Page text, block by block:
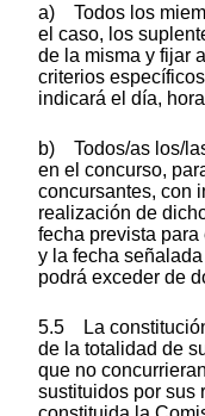
a) Todos los
el caso, los
de la misma y fijar
criterios
indicará el día,
b) Todos/as los/
en el concurso,
concursantes, con
realización de
fecha prevista
y la fecha
podrá exceder de
5.5 La
de la totalidad de
que no
sustituidos por sus